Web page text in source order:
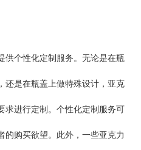
供个性化定制服务。无论是在瓶
还是在瓶盖上做特殊设计，亚克
求进行定制。个性化定制服务可
的购买欲望。此外，一些亚克力